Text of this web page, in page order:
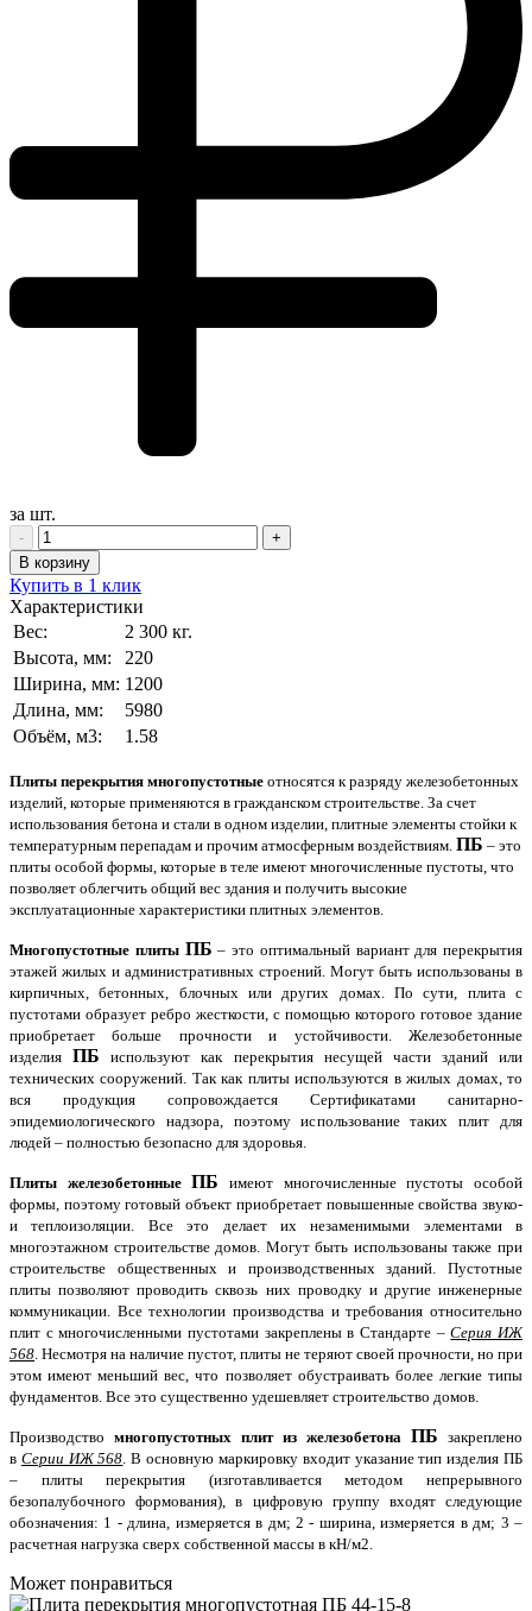
за шт.
-
+
В корзину
Купить в 1 клик
Характеристики
Вес:
2 300 кг.
Высота, мм:
220
Ширина, мм: 1200
Длина, мм:
5980
Объём, м3:
1.58
Плиты перекрытия многопустотные относятся к разряду железобетонных
изделий, которые применяются в гражданском строительстве. За счет
использования бетона и стали в одном изделии, плитные элементы стойки к
температурным перепадам и прочим атмосферным воздействиям. ПБ – это
плиты особой формы, которые в теле имеют многочисленные пустоты, что
позволяет облегчить общий вес здания и получить высокие
эксплуатационные характеристики плитных элементов.
Многопустотные плиты ПБ – это оптимальный вариант для перекрытия
этажей жилых и административных строений. Могут быть использованы в
кирпичных, бетонных, блочных или других домах. По сути, плита с
пустотами образует ребро жесткости, с помощью которого готовое здание
приобретает больше прочности и устойчивости. Железобетонные
изделия ПБ используют как перекрытия несущей части зданий или
технических сооружений. Так как плиты используются в жилых домах, то
вся продукция сопровождается Сертификатами санитарно-
эпидемиологического надзора, поэтому использование таких плит для
людей – полностью безопасно для здоровья.
Плиты железобетонные ПБ имеют многочисленные пустоты особой
формы, поэтому готовый объект приобретает повышенные свойства звуко-
и теплоизоляции. Все это делает их незаменимыми элементами в
многоэтажном строительстве домов. Могут быть использованы также при
строительстве общественных и производственных зданий. Пустотные
плиты позволяют проводить сквозь них проводку и другие инженерные
коммуникации. Все технологии производства и требования относительно
плит с многочисленными пустотами закреплены в Стандарте –Серия ИЖ
568 . Несмотря на наличие пустот, плиты не теряют своей прочности, но при
этом имеют меньший вес, что позволяет обустраивать более легкие типы
фундаментов. Все это существенно удешевляет строительство домов.
Производство многопустотных плит из железобетона ПБ закреплено
в Серии ИЖ 568 . В основную маркировку входит указание тип изделия ПБ
– плиты перекрытия (изготавливается методом непрерывного
безопалубочного формования), в цифровую группу входят следующие
обозначения: 1 - длина, измеряется в дм; 2- ширина, измеряется в дм; 3 –
расчетная нагрузка сверх собственной массы в кН/м2.
Может понравиться